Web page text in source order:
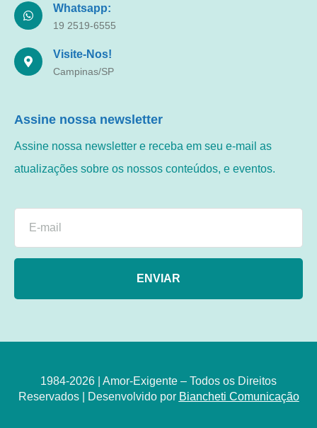
Whatsapp:
19 2519-6555
Visite-Nos!
Campinas/SP
Assine nossa newsletter
Assine nossa newsletter e receba em seu e-mail as
atualizações sobre os nossos conteúdos, e eventos.
ENVIAR
1984-2026 | Amor-Exigente – Todos os Direitos
Reservados | Desenvolvido por Biancheti Comunicação